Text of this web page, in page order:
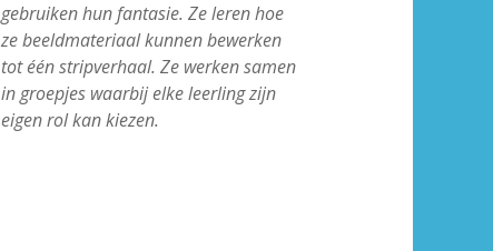
gebruiken hun fantasie. Ze leren hoe
ze beeldmateriaal kunnen bewerken
tot één stripverhaal. Ze werken samen
in groepjes waarbij elke leerling zijn
eigen rol kan kiezen.